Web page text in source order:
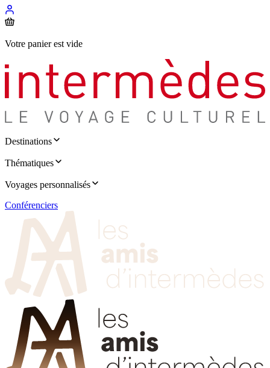
Votre panier est vide
Destinations
Thématiques
Voyages personnalisés
Conférenciers